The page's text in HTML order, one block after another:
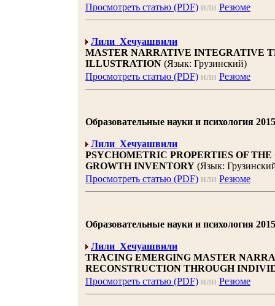
Просмотреть статью (PDF) или Резюме
Лили Хечуашвили
MASTER NARRATIVE INTEGRATIVE
ILLUSTRATION (Язык: Грузинский)
Просмотреть статью (PDF) или Резюме
Образовательные науки и психология
Лили Хечуашвили
PSYCHOMETRIC PROPERTIES OF
GROWTH INVENTORY (Язык:
Просмотреть статью (PDF) или Резюме
Образовательные науки и психология
Лили Хечуашвили
TRACING EMERGING MASTER
RECONSTRUCTION THROUGH
Просмотреть статью (PDF) или Резюме